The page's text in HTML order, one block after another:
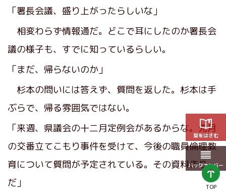
「署長会議、盛り上がったらしいな」
相変わらず情報通だ。どこで耳にしたのか署長会
議の様子も、すでに知っているらしい。
「まだ、帰らないのか」
杉本の問いには答えず、質問を返した。杉本は手
ぶらで、帰る雰囲気ではない。
「来週、県議会の十二月定例会があるからな。先月
の交番立てこもり事件を受けて、今後の職員倫理教
育について質問が予定されている。その資料作り
だ」
栞をはさむ
バックナンバー
TOP